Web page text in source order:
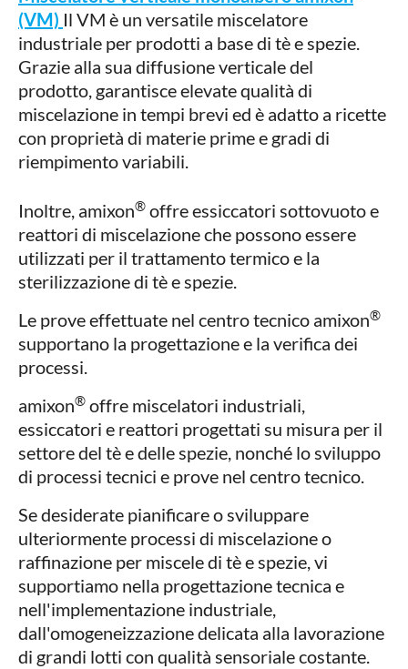
(VM) Il VM è un versatile miscelatore
industriale per prodotti a base di tè e spezie.
Grazie alla sua diffusione verticale del
prodotto, garantisce elevate qualità di
miscelazione in tempi brevi ed è adatto a ricette
con proprietà di materie prime e gradi di
riempimento variabili.
Inoltre, amixon® offre essiccatori sottovuoto e
reattori di miscelazione che possono essere
utilizzati per il trattamento termico e la
sterilizzazione di tè e spezie.
Le prove effettuate nel centro tecnico amixon®
supportano la progettazione e la verifica dei
processi.
amixon® offre miscelatori industriali,
essiccatori e reattori progettati su misura per il
settore del tè e delle spezie, nonché lo sviluppo
di processi tecnici e prove nel centro tecnico.
Se desiderate pianificare o sviluppare
ulteriormente processi di miscelazione o
raffinazione per miscele di tè e spezie, vi
supportiamo nella progettazione tecnica e
nell'implementazione industriale,
dall'omogeneizzazione delicata alla lavorazione
di grandi lotti con qualità sensoriale costante.